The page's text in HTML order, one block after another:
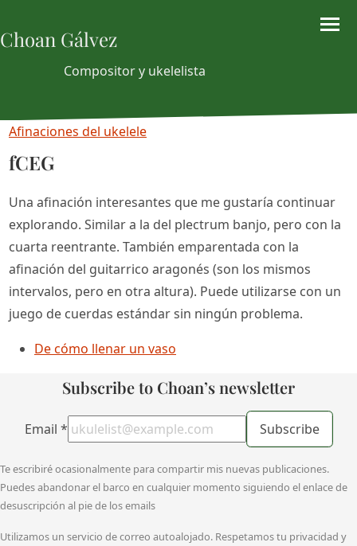
Choan Gálvez
Compositor y ukelelista
Afinaciones del ukelele
fCEG
Una afinación interesantes que me gustaría continuar
explorando. Similar a la del plectrum banjo, pero con la
cuarta reentrante. También emparentada con la
afinación del guitarrico aragonés (son los mismos
intervalos, pero en otra altura). Puede utilizarse con un
juego de cuerdas estándar sin ningún problema.
De cómo llenar un vaso
Subscribe to Choan’s newsletter
Email * Subscribe
Te escribiré ocasionalmente para compartir mis nuevas publicaciones.
Puedes abandonar el barco en cualquier momento siguiendo el enlace de
desuscripción al pie de los emails
Utilizamos un servicio de correo autoalojado. Respetamos tu privacidad y